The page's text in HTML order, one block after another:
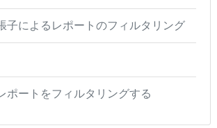
子によるレポートのフィルタリング
ポートをフィルタリングする